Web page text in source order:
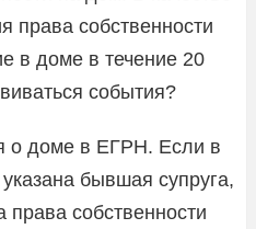
права собственности
в доме в течение 20
события?
о доме в ЕГРН. Если в
бывшая супруга,
собственности